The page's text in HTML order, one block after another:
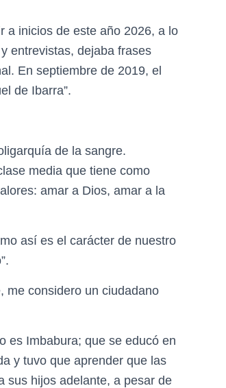
a inicios de este año 2026, a lo
entrevistas, dejaba frases
En septiembre de 2019, el
de Ibarra”.
de la sangre.
media que tiene como
amar a Dios, amar a la
así es el carácter de nuestro
me considero un ciudadano
es Imbabura; que se educó en
y tuvo que aprender que las
sus hijos adelante, a pesar de